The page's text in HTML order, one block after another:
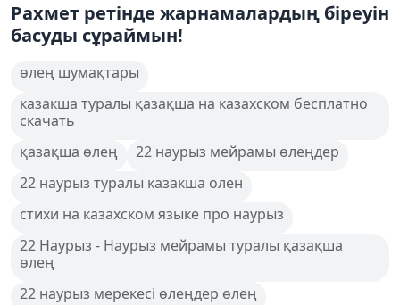
Рахмет ретінде жарнамалардың біреуін
басуды сұраймын!
өлең шумақтары
казакша туралы қазақша на казахском бесплатно
скачать
қазақша өлең
22 наурыз мейрамы өлеңдер
22 наурыз туралы казакша олен
стихи на казахском языке про наурыз
22 Наурыз - Наурыз мейрамы туралы қазақша
өлең
22 наурыз мерекесі өлеңдер өлең